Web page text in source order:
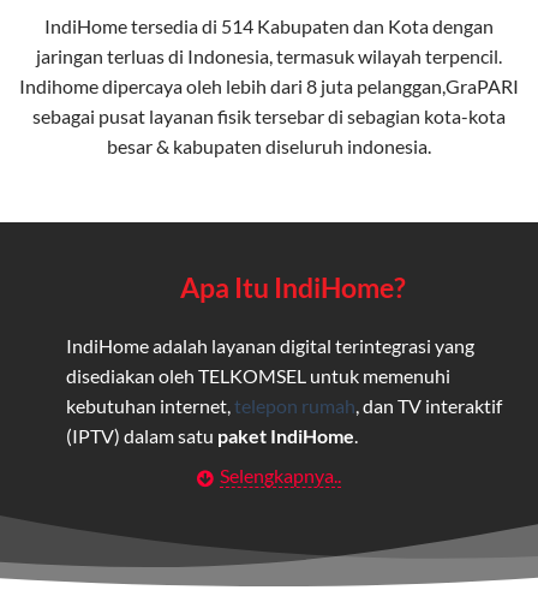
IndiHome tersedia di 514 Kabupaten dan Kota dengan
jaringan terluas di Indonesia, termasuk wilayah terpencil.
Indihome dipercaya oleh lebih dari 8 juta pelanggan,GraPARI
sebagai pusat layanan fisik tersebar di sebagian kota-kota
besar & kabupaten diseluruh indonesia.
Apa Itu IndiHome?
IndiHome adalah layanan digital terintegrasi yang
disediakan oleh TELKOMSEL untuk memenuhi
kebutuhan internet, telepon rumah , dan TV interaktif
(IPTV) dalam satu paket IndiHome
Layanan Wifi Indihome ini dirancang untuk
maupun individu yang membutuhkan konektivitas dan
hiburan berkualitas tinggi.
Selengkapnya..